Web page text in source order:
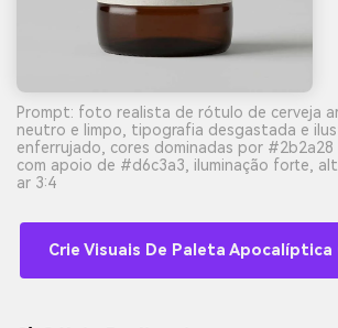
Prompt: foto realista de rótulo de cerveja
neutro e limpo, tipografia desgastada e
enferrujado, cores dominadas por
com apoio de #d6c3a3, iluminação forte,
ar 3:4
Crie Visuais De Paleta Apocalíptica